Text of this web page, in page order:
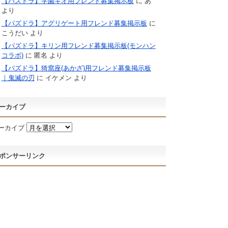
より
【パズドラ】アグリゲート用フレンド募集掲示板 に
こうだいより
【パズドラ】キリン用フレンド募集掲示板(モンハン
コラボ)に 匿名 より
【パズドラ】猗窩座(あかざ)用フレンド募集掲示板
｜鬼滅の刃 に イケメン より
カイブ
カイブ
ンサーリンク